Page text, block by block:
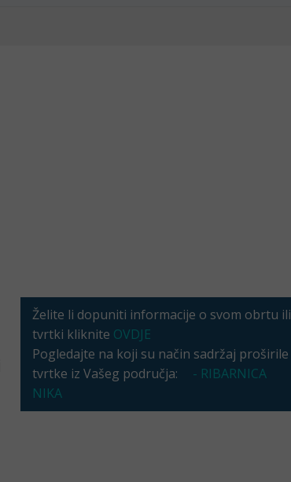
Želite li dopuniti informacije o svom obrtu ili
tvrtki kliknite OVDJE
Pogledajte na koji su način sadržaj proširile
tvrtke iz Vašeg područja:
- RIBARNICA
NIKA